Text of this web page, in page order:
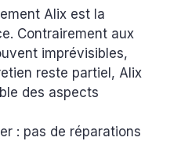
Alix est la
Contrairement aux
imprévisibles,
reste partiel, Alix
des aspects
: pas de réparations